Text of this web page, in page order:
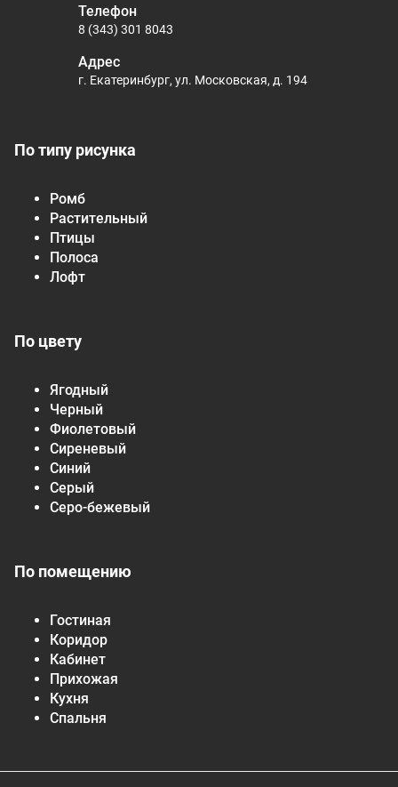
По типу рисунка
Ромб
Растительный
Птицы
Полоса
Лофт
По цвету
Ягодный
Черный
Фиолетовый
Сиреневый
Синий
Серый
Серо-бежевый
По помещению
Гостиная
Коридор
Кабинет
Прихожая
Кухня
Спальня
Телефон
8 (343) 301 8043
Адрес
г. Екатеринбург, ул. Московская, д. 194